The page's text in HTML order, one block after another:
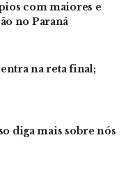
com maiores e
no Paraná
na reta final;
diga mais sobre nós